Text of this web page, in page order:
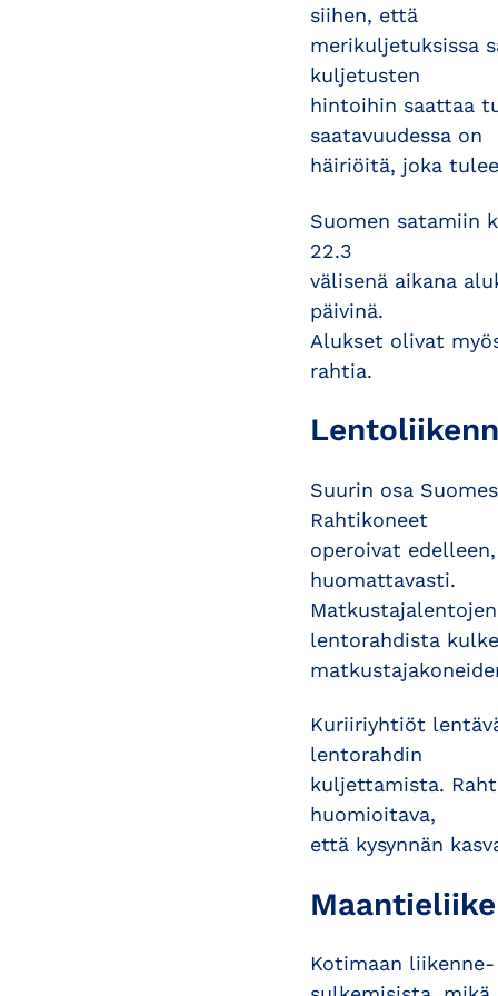
siihen, että
merikuljetuksissa
kuljetusten
hintoihin saattaa
saatavuudessa on
häiriöitä, joka
Suomen satamiin
22.3
välisenä aikana
päivinä.
Alukset olivat
rahtia.
Suurin osa
Rahtikoneet
operoivat
huomattavasti.
lentorahdista
Kuriiriyhtiöt
lentorahdin
kuljettamista.
huomioitava,
että kysynnän
Kotimaan